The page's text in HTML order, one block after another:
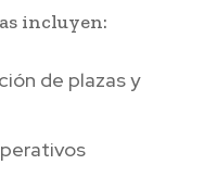
incluyen:
de plazas y